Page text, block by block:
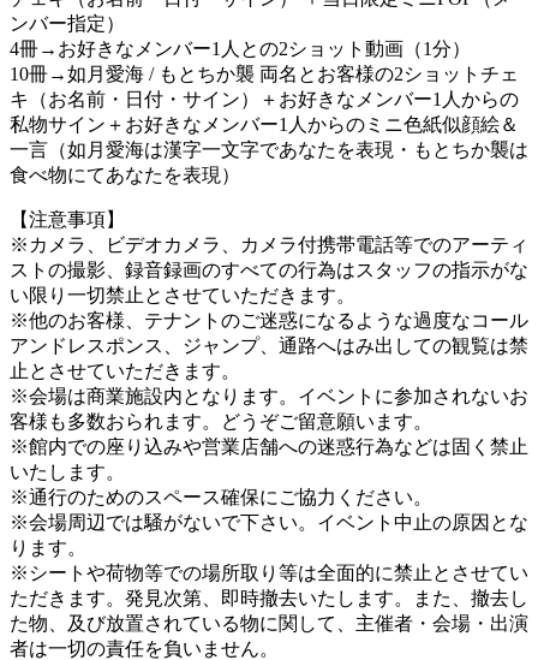
ンバー指定）
4冊→お好きなメンバー1人との2ショット動画（1分）
10冊→如月愛海 / もとちか襲 両名とお客様の2ショットチェ
キ（お名前・日付・サイン）＋お好きなメンバー1人からの
私物サイン＋お好きなメンバー1人からのミニ色紙似顔絵＆
一言（如月愛海は漢字一文字であなたを表現・もとちか襲は
食べ物にてあなたを表現）
【注意事項】
※カメラ、ビデオカメラ、カメラ付携帯電話等でのアーティ
ストの撮影、録音録画のすべての行為はスタッフの指示がな
い限り一切禁止とさせていただきます。
※他のお客様、テナントのご迷惑になるような過度なコール
アンドレスポンス、ジャンプ、通路へはみ出しての観覧は禁
止とさせていただきます。
※会場は商業施設内となります。イベントに参加されないお
客様も多数おられます。どうぞご留意願います。
※館内での座り込みや営業店舗への迷惑行為などは固く禁止
いたします。
※通行のためのスペース確保にご協力ください。
※会場周辺では騒がないで下さい。イベント中止の原因とな
ります。
※シートや荷物等での場所取り等は全面的に禁止とさせてい
ただきます。発見次第、即時撤去いたします。また、撤去し
た物、及び放置されている物に関して、主催者・会場・出演
者は一切の責任を負いません。